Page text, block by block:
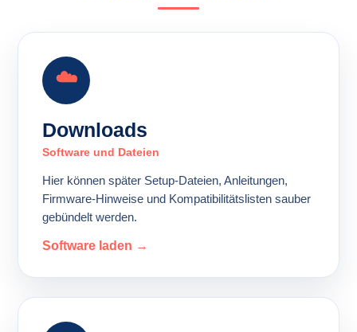
☁️
Downloads
Software und Dateien
Hier können später Setup-Dateien, Anleitungen,
Firmware-Hinweise und Kompatibilitätslisten sauber
gebündelt werden.
Software laden →